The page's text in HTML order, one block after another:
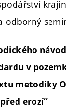
odborný
v
metodiky
erozí“